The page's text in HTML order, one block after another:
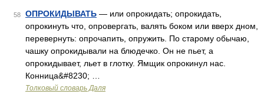
58 ОПРОКИДЫВАТЬ — или опрокидать; опрокидать,
опрокинуть что, опровергать, валять боком или вверх дном,
перевернуть: опрочапить, опружить. По старому обычаю,
чашку опрокидывали на блюдечко. Он не пьет, а
опрокидывает, льет в глотку. Ямщик опрокинул нас.
Конница&#8230; …
Толковый словарь Даля